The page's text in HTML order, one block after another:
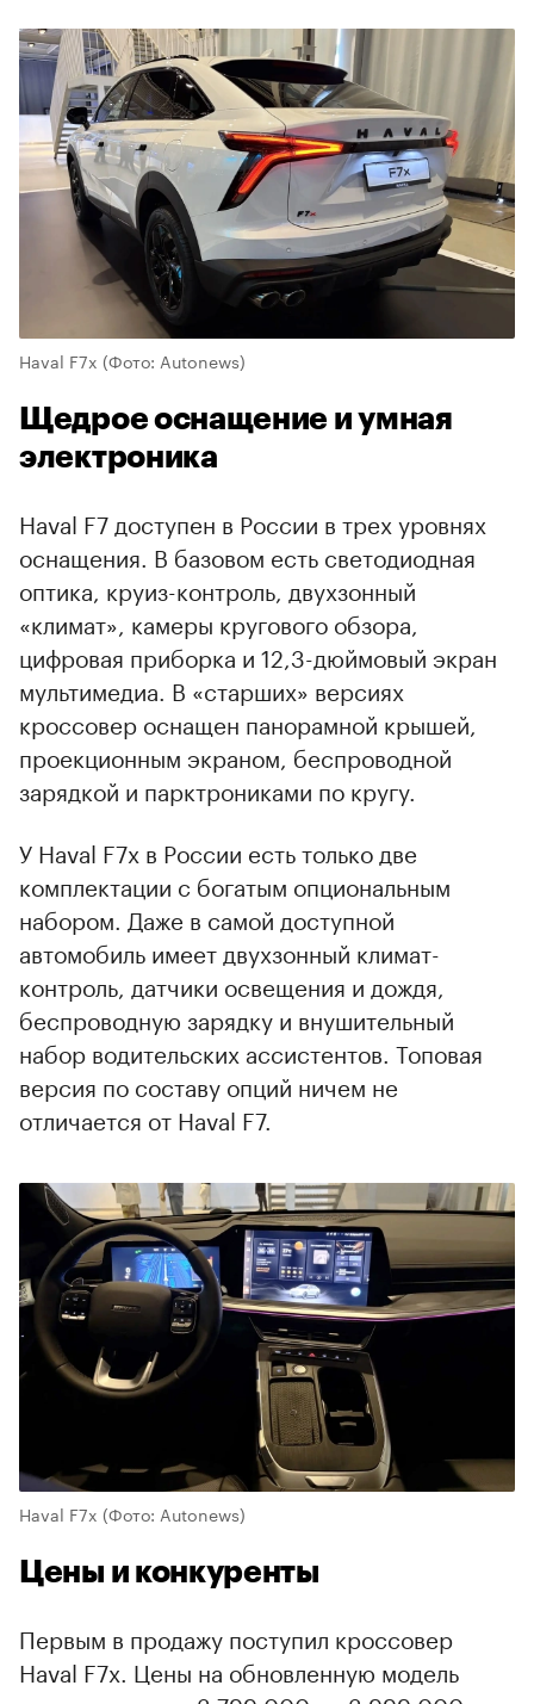
Haval F7x (Фото: Autonews)
Щедрое оснащение и умная
электроника
Haval F7 доступен в России в трех уровнях
оснащения. В базовом есть светодиодная
оптика, круиз-контроль, двухзонный
«климат», камеры кругового обзора,
цифровая приборка и 12,3-дюймовый экран
мультимедиа. В «старших» версиях
кроссовер оснащен панорамной крышей,
проекционным экраном, беспроводной
зарядкой и парктрониками по кругу.
У Haval F7x в России есть только две
комплектации с богатым опциональным
набором. Даже в самой доступной
автомобиль имеет двухзонный климат-
контроль, датчики освещения и дождя,
беспроводную зарядку и внушительный
набор водительских ассистентов. Топовая
версия по составу опций ничем не
отличается от Haval F7.
Haval F7x (Фото: Autonews)
Цены и конкуренты
Первым в продажу поступил кроссовер
Haval F7x. Цены на обновленную модель